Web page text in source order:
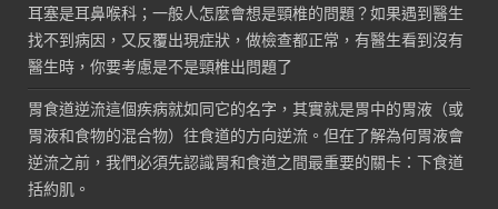
耳塞是耳鼻喉科；一般人怎麼會想是頸椎的問題？如果遇到醫生
找不到病因，又反覆出現症狀，做檢查都正常，有醫生看到沒有
醫生時，你要考慮是不是頸椎出問題了
胃食道逆流這個疾病就如同它的名字，其實就是胃中的胃液（或
胃液和食物的混合物）往食道的方向逆流。但在了解為何胃液會
逆流之前，我們必須先認識胃和食道之間最重要的關卡：下食道
括約肌。